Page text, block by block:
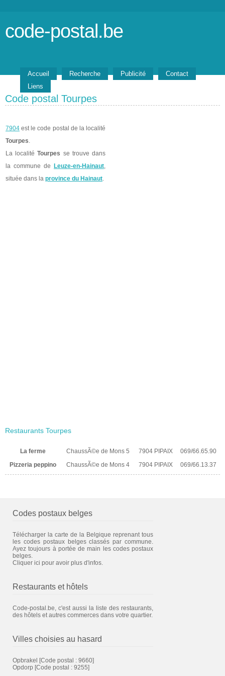
code-postal.be
Accueil Recherche Publicité
Contact
Liens
Code postal Tourpes
7904 est le code postal de la localité
Tourpes.
La localitéTourpes se trouve dans
la commune de
Leuze-en-Hainaut,
située dans la province du Hainaut.
Restaurants Tourpes
La ferme ChaussÃ©e de Mons 5 7904 PIPAIX
069/66.65.90
Pizzeria peppino
ChaussÃ©e de Mons 4 7904 PIPAIX 069/66.13.37
Codes postaux belges
Télécharger la carte de la Belgique reprenant tous
les codes postaux belges classés par commune.
Ayez toujours à portée de main les codes postaux
belges.
Cliquer ici pour avoir plus d'infos.
Restaurants et hôtels
Code-postal.be, c'est aussi la liste des restaurants,
des hôtels et autres commerces dans votre quartier.
Villes choisies au hasard
Opbrakel [Code postal : 9660]
Opdorp [Code postal : 9255]